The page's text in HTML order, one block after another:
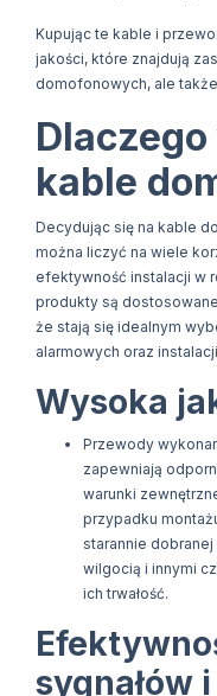
Kupując te kable i
jakości, które znajdują
domofonowych, ale
kable
Decydując się na kable
można liczyć na wiele
efektywność instalacji w
produkty są
że stają się idealnym
alarmowych oraz
Wysoka
Przewody
zapewniają
warunki
przypadku
starannie
wilgocią i innymi
ich trwałość.
sygnałów